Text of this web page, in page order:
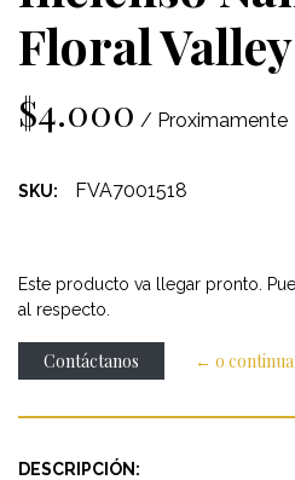
Floral Valley
$4.000 / Proximamente
SKU: FVA7001518
Este producto va llegar pronto.
al respecto.
Contáctanos ← o
DESCRIPCIÓN: